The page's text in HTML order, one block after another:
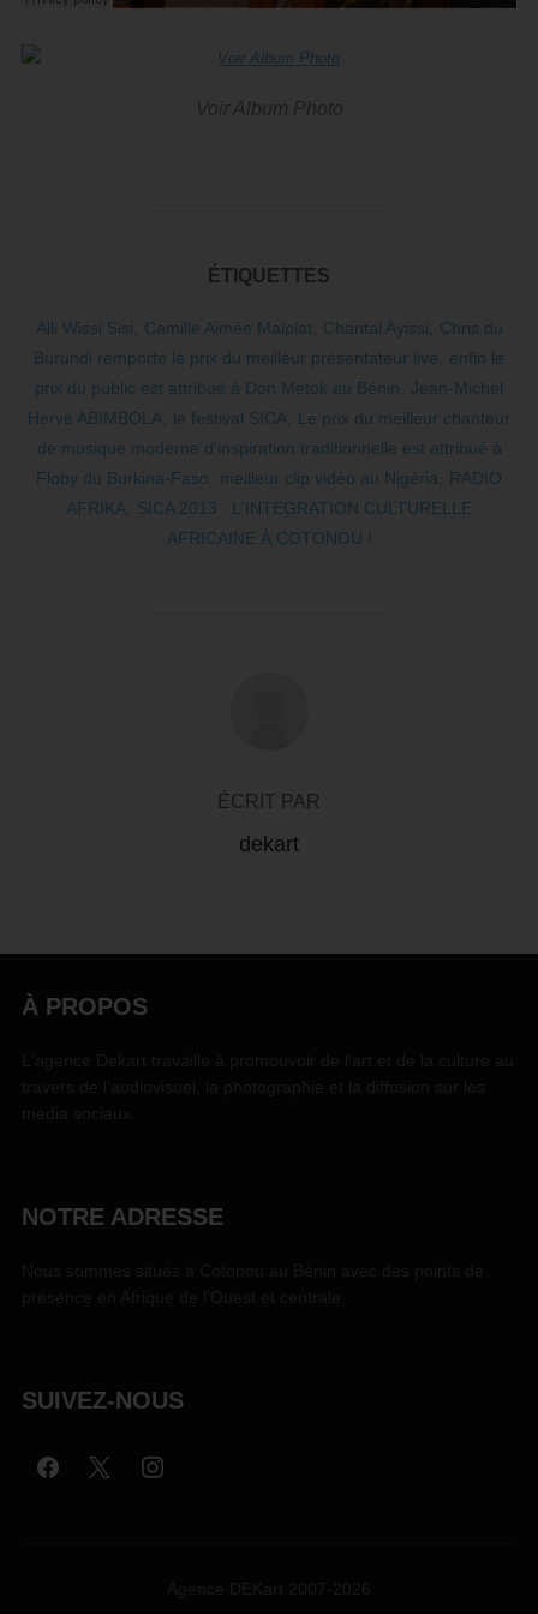
Voir Album Photo
ÉTIQUETTES
Alli Wissi Sisi Camille Aimée Malplat Chantal Ayissi
Chris du
Burundi remporte le prix du meilleur présentateur live
enfin le
prix du public est attribué à Don Metok au Bénin
Jean-Michel
Hervé ABIMBOLA
le festival SICA
Le prix du meilleur chanteur
de musique moderne d'inspiration traditionnelle est attribué à
Floby du Burkina-Faso
meilleur clip vidéo au Nigéria
RADIO
AFRIKA
SICA 2013 : L'INTEGRATION CULTURELLE
AFRICAINE À COTONOU !
ÉCRIT PAR
dekart
À PROPOS
NOTRE ADRESSE
SUIVEZ-NOUS